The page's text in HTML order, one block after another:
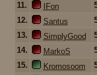
11.
IFon
12.
Santus
13.
SimplyGood
14.
MarkoS
15.
Kromosoom